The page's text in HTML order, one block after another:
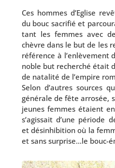
Ces hommes d’Eglise
du bouc sacri­fié et
tant les femmes avec
chèvre dans le but de les
réfé­rence à l’en­lè­ve­ment
noble but recher­ché était
de nata­li­té de l’empire
Selon d’autres sources
géné­rale de fête arro­sée,
jeunes femmes étaient
s’a­gis­sait d’une période
et dés­in­hi­bi­tion où la
et sans surprise…le bouc-